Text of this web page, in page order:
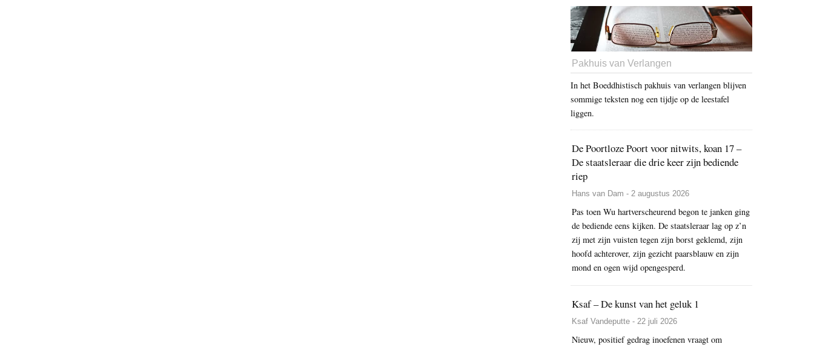
Pakhuis van Verlangen
In het Boeddhistisch pakhuis van verlangen blijven
sommige teksten nog een tijdje op de leestafel
liggen.
De Poortloze Poort voor nitwits, koan 17 –
De staatsleraar die drie keer zijn bediende
riep
Hans van Dam - 2 augustus 2026
Pas toen Wu hartverscheurend begon te janken ging
de bediende eens kijken. De staatsleraar lag op z’n
zij met zijn vuisten tegen zijn borst geklemd, zijn
hoofd achterover, zijn gezicht paarsblauw en zijn
mond en ogen wijd opengesperd.
Ksaf – De kunst van het geluk 1
Ksaf Vandeputte - 22 juli 2026
Nieuw, positief gedrag inoefenen vraagt om